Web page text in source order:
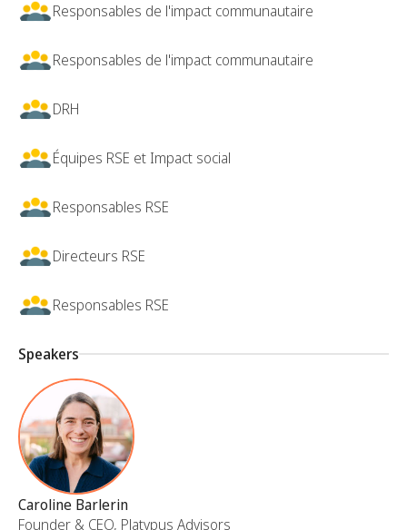
Responsables de l'impact communautaire
Responsables de l'impact communautaire
DRH
Équipes RSE et Impact social
Responsables RSE
Directeurs RSE
Responsables RSE
Speakers
Caroline Barlerin
Founder & CEO, Platypus Advisors